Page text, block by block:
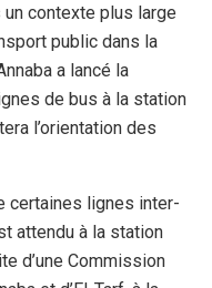
contexte plus large
public dans la
a lancé la
de bus à la station
l’orientation des
certaines lignes inter-
attendu à la station
d’une Commission